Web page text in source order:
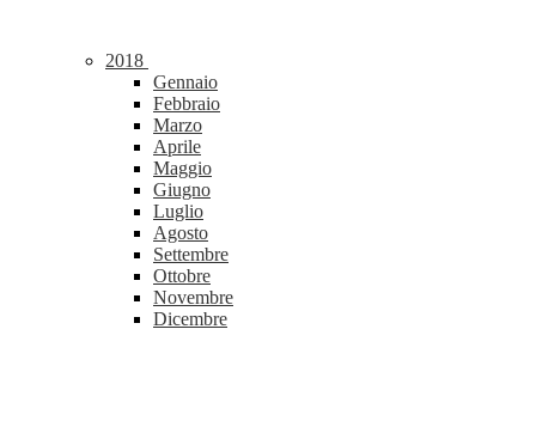
2018
Gennaio
Febbraio
Marzo
Aprile
Maggio
Giugno
Luglio
Agosto
Settembre
Ottobre
Novembre
Dicembre